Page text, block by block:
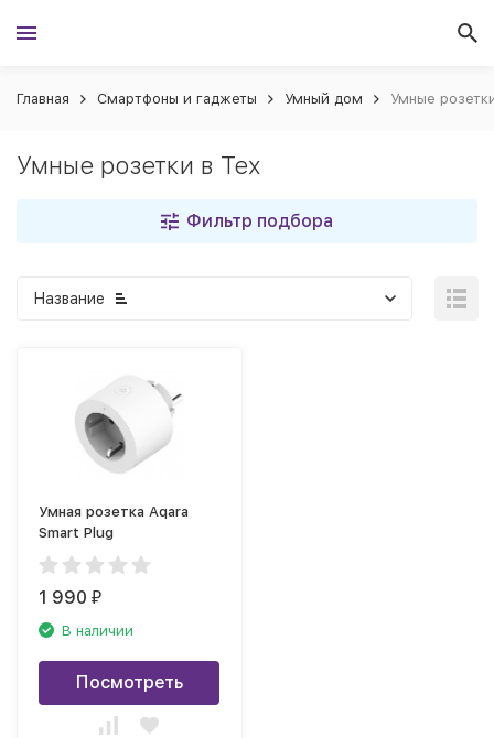
Главная Смартфоны и гаджеты Умный дом Умные
Умные розетки в Тех
Фильтр подбора
Название
Умная розетка Aqara
Smart Plug
1 990₽
В наличии
Посмотреть